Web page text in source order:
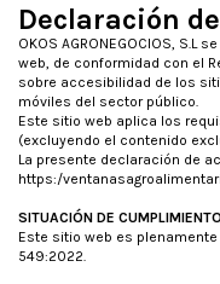
Declaración
OKOS AGRONEGOCIOS,
web, de conformidad con el
sobre accesibilidad de los
móviles del sector público.
Este sitio web aplica los
(excluyendo el contenido
La presente declaración de
https:/
SITUACIÓN DE CUMPLIMIENTO
Este sitio web es plenamente
549:2022.